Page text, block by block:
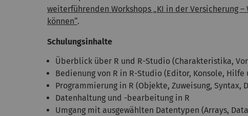
weiterführenden Workshops „KI in der Versicherung
können“.
Schulungsinhalte
Überblick über R und R-Studio (Charakteristika,
Bedienung von R in R-Studio (Editor, Konsole, Hilfe
Programmierung in R (Objekte, Zuweisung, Syntax,
Datenhaltung und -bearbeitung in R
Umgang mit ausgewählten Datentypen (Arrays,